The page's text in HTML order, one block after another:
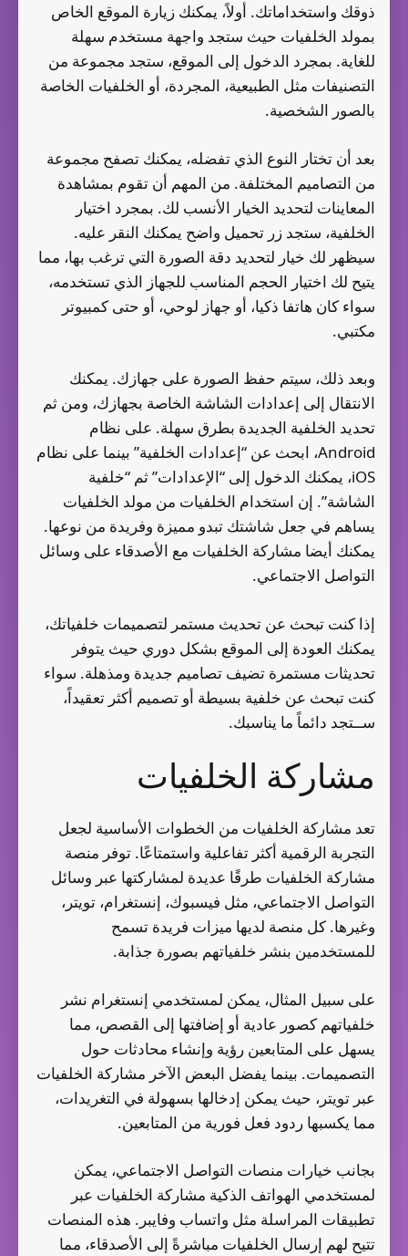
ذوقك واستخداماتك. أولاً، يمكنك زيارة الموقع الخاص
بمولد الخلفيات حيث ستجد واجهة مستخدم سهلة
للغاية. بمجرد الدخول إلى الموقع، ستجد مجموعة من
التصنيفات مثل الطبيعية، المجردة، أو الخلفيات الخاصة
بالصور الشخصية.
بعد أن تختار النوع الذي تفضله، يمكنك تصفح مجموعة
من التصاميم المختلفة. من المهم أن تقوم بمشاهدة
المعاينات لتحديد الخيار الأنسب لك. بمجرد اختيار
الخلفية، ستجد زر تحميل واضح يمكنك النقر عليه.
سيظهر لك خيار لتحديد دقة الصورة التي ترغب بها، مما
يتيح لك اختيار الحجم المناسب للجهاز الذي تستخدمه،
سواء كان هاتفا ذكيا، أو جهاز لوحي، أو حتى كمبيوتر
مكتبي.
وبعد ذلك، سيتم حفظ الصورة على جهازك. يمكنك
الانتقال إلى إعدادات الشاشة الخاصة بجهازك، ومن ثم
تحديد الخلفية الجديدة بطرق سهلة. على نظام
Android، ابحث عن “إعدادات الخلفية” بينما على نظام
iOS، يمكنك الدخول إلى “الإعدادات” ثم “خلفية
الشاشة”. إن استخدام الخلفيات من مولد الخلفيات
يساهم في جعل شاشتك تبدو مميزة وفريدة من نوعها.
يمكنك أيضا مشاركة الخلفيات مع الأصدقاء على وسائل
التواصل الاجتماعي.
إذا كنت تبحث عن تحديث مستمر لتصميمات خلفياتك،
يمكنك العودة إلى الموقع بشكل دوري حيث يتوفر
تحديثات مستمرة تضيف تصاميم جديدة ومذهلة. سواء
كنت تبحث عن خلفية بسيطة أو تصميم أكثر تعقيداً،
ســتجد دائماً ما يناسبك.
مشاركة الخلفيات
تعد مشاركة الخلفيات من الخطوات الأساسية لجعل
التجربة الرقمية أكثر تفاعلية واستمتاعًا. توفر منصة
مشاركة الخلفيات طرقًا عديدة لمشاركتها عبر وسائل
التواصل الاجتماعي، مثل فيسبوك، إنستغرام، تويتر،
وغيرها. كل منصة لديها ميزات فريدة تسمح
للمستخدمين بنشر خلفياتهم بصورة جذابة.
على سبيل المثال، يمكن لمستخدمي إنستغرام نشر
خلفياتهم كصور عادية أو إضافتها إلى القصص، مما
يسهل على المتابعين رؤية وإنشاء محادثات حول
التصميمات. بينما يفضل البعض الآخر مشاركة الخلفيات
عبر تويتر، حيث يمكن إدخالها بسهولة في التغريدات،
مما يكسبها ردود فعل فورية من المتابعين.
بجانب خيارات منصات التواصل الاجتماعي، يمكن
لمستخدمي الهواتف الذكية مشاركة الخلفيات عبر
تطبيقات المراسلة مثل واتساب وفايبر. هذه المنصات
تتيح لهم إرسال الخلفيات مباشرةً إلى الأصدقاء، مما